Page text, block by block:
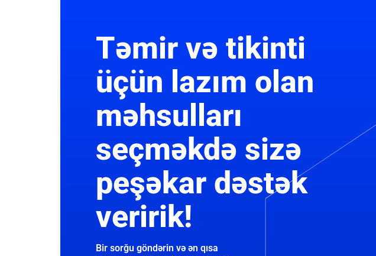
Təmir və tikinti
üçün lazım olan
məhsulları
seçməkdə sizə
peşəkar dəstək
veririk!
Bir sorğu göndərin və ən qısa